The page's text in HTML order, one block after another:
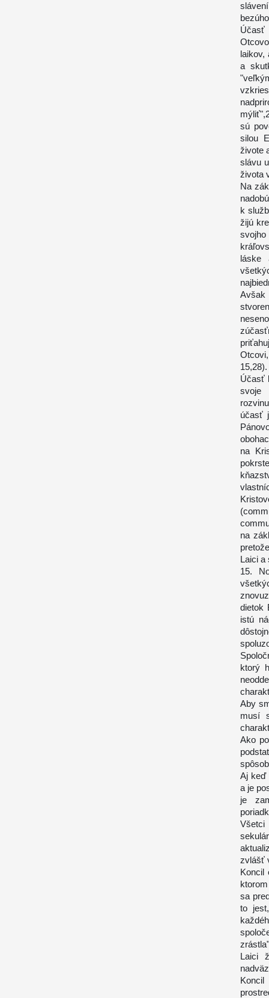
Účasť
laikov,
a
sú
silou
živote
slávu
života
Na
k
žijú
láske
Avšak
15,28).
Účasť
svoje
účasť
na
na
Laici a
15.
dietok
istú
ktorý
Aby
musí
Ako
Aj keď
a je
je
zvlášť
Koncil
sa
to
Laici
Koncil